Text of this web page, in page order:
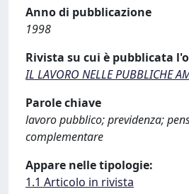
Anno di pubblicazione
1998
Rivista su cui è pubblicata
IL LAVORO NELLE PUBBLICHE
Parole chiave
lavoro pubblico; previdenza;
complementare
Appare nelle tipologie:
1.1 Articolo in rivista